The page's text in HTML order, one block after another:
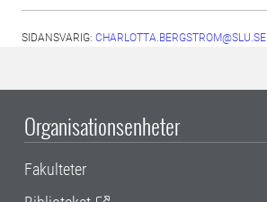
SIDANSVARIG: CHARLOTTA.BERGSTROM@SLU.SE
Organisationsenheter
Fakulteter